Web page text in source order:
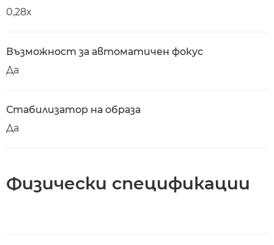
0,28x
Възможност за автоматичен фокус
Да
Стабилизатор на образа
Да
Физически спецификации